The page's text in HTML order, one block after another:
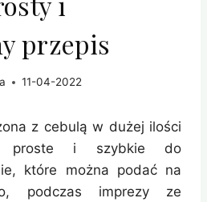
przepis
11-04-2022
z cebulą w dużej ilości
proste i szybkie do
które można podać na
podczas imprezy ze